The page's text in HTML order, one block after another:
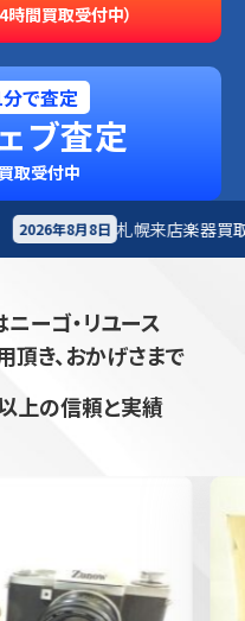
間買取受付中）
で査定
ブ査定
取受付中
楽器買取査定依頼がありました。
ーゴ・リユース
頂き、おかげさまで
上の信頼と実績